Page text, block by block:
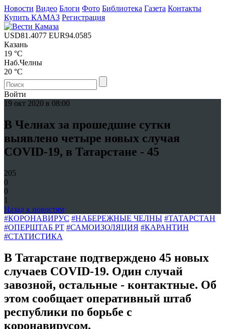
Новости Видео Блоги Фото Библиотека Газета Контакты
Купить КАМАЗ Регистрация
USD81.4077 EUR94.0585
Казань
19 °C
Наб.Челны
20 °C
Войти
19 окт 2020 в 08:00
В Челнах за прошедшие сутки
выявлено четыре новых случая
COVID-19, в Татарстане - 45
205
0
0
1
Назад к новостям
#КОРОНАВИРУС #НАБЕРЕЖНЫЕ ЧЕЛНЫ #ТАТАРСТАН
#ОПЕРШТАБ РТ #САМОИЗОЛЯЦИЯ #КАРАНТИН
#СТАТИСТИКА
В Татарстане подтверждено 45 новых
случаев COVID-19. Один случай
завозной, остальные - контактные. Об
этом сообщает оперативный штаб
республики по борьбе с
коронавирусом.